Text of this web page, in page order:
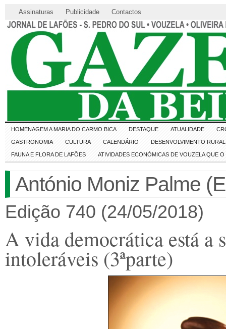
Assinaturas Publicidade Contactos
HOMENAGEM A MARIA DO CARMO BICA DESTAQUE ATUALIDADE
GASTRONOMIA CULTURA CALENDÁRIO DESENVOLVIMENTO RURAL
FAUNA E FLORA DE LAFÕES ATIVIDADES ECONÓMICAS DE VOUZELA QUE
António Moniz Palme
Edição 740 (24/05/2018)
A vida democrática está a
intoleráveis (3ªparte)